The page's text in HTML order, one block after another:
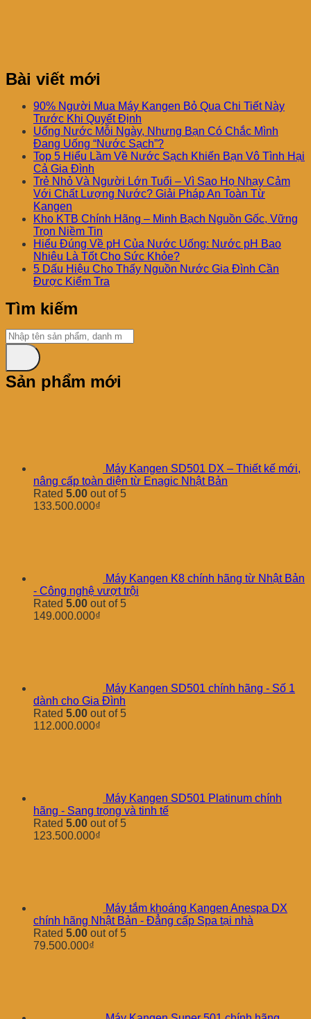
Bài viết mới
90% Người Mua Máy Kangen Bỏ Qua Chi Tiết Này
Trước Khi Quyết Định
Uống Nước Mỗi Ngày, Nhưng Bạn Có Chắc Mình
Đang Uống “Nước Sạch”?
Top 5 Hiểu Lầm Về Nước Sạch Khiến Bạn Vô Tình Hại
Cả Gia Đình
Trẻ Nhỏ Và Người Lớn Tuổi – Vì Sao Họ Nhạy Cảm
Với Chất Lượng Nước? Giải Pháp An Toàn Từ
Kangen
Kho KTB Chính Hãng – Minh Bạch Nguồn Gốc, Vững
Trọn Niềm Tin
Hiểu Đúng Về pH Của Nước Uống: Nước pH Bao
Nhiêu Là Tốt Cho Sức Khỏe?
5 Dấu Hiệu Cho Thấy Nguồn Nước Gia Đình Cần
Được Kiểm Tra
Tìm kiếm
Sản phẩm mới
Máy Kangen SD501 DX – Thiết kế mới,
nâng cấp toàn diện từ Enagic Nhật Bản
Rated 5.00 out of 5
133.500.000₫
Máy Kangen K8 chính hãng từ Nhật Bản
- Công nghệ vượt trội
Rated 5.00 out of 5
149.000.000₫
Máy Kangen SD501 chính hãng - Số 1
dành cho Gia Đình
Rated 5.00 out of 5
112.000.000₫
Máy Kangen SD501 Platinum chính
hãng - Sang trọng và tinh tế
Rated 5.00 out of 5
123.500.000₫
Máy tắm khoáng Kangen Anespa DX
chính hãng Nhật Bản - Đẳng cấp Spa tại nhà
Rated 5.00 out of 5
79.500.000₫